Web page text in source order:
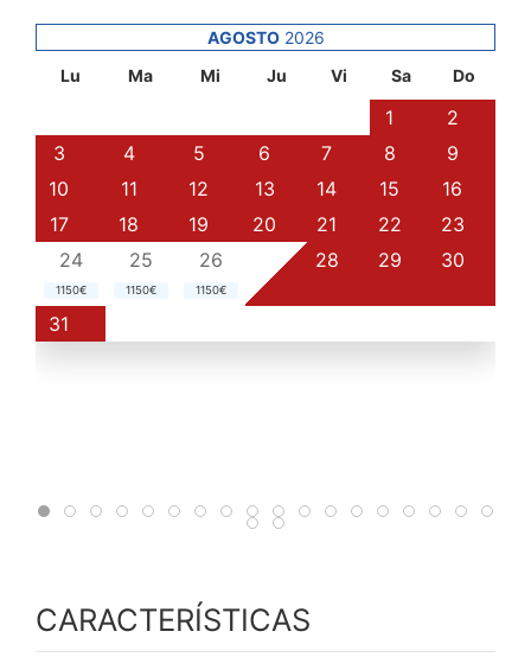
AGOSTO2026
Lu
Ma Mi Ju Vi Sa Do
1
2
3
4 5 6 7 8
9
10
11 12 13 14 15
16
17
18 19 20 21 22
23
24
1150€
25
1150€
26
1150€
28 29 30
31
CARACTERÍSTICAS